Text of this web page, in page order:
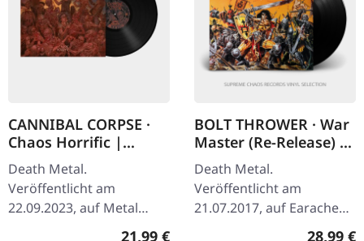
CANNIBAL CORPSE ·
Chaos Horrific |
BLACK LP
Death Metal.
Veröffentlicht am
22.09.2023, auf Metal
Blade Records. 180g BlackRegulärer Preis:
21,99 €
BOLT THROWER · War
Master (Re-Release) |
BLACK LP
Death Metal.
Veröffentlicht am
21.07.2017, auf Earache
Records. Schwarzes Vinyl,
28,99 €